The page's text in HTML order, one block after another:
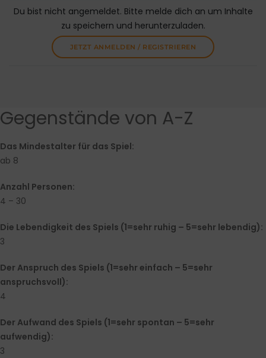
Du bist nicht angemeldet. Bitte melde dich an um Inhalte
zu speichern und herunterzuladen.
JETZT ANMELDEN / REGISTRIEREN
Gegenstände von A-Z
Das Mindestalter für das Spiel:
ab 8
Anzahl Personen:
4 – 30
Die Lebendigkeit des Spiels (1=sehr ruhig – 5=sehr lebendig):
3
Der Anspruch des Spiels (1=sehr einfach – 5=sehr
anspruchsvoll):
4
Der Aufwand des Spiels (1=sehr spontan – 5=sehr
aufwendig):
3